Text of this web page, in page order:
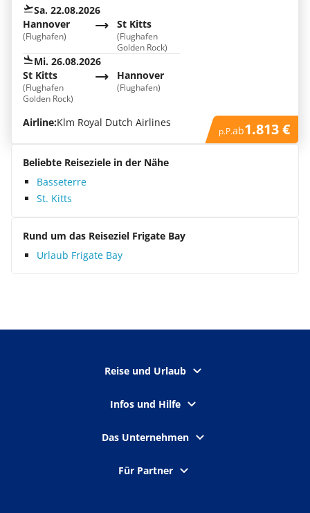
Sa. 22.08.2026
Hannover
(Flughafen)
St Kitts
(Flughafen
Golden Rock)
Mi. 26.08.2026
Hannover
(Flughafen)
St Kitts
(Flughafen
Golden Rock)
Airline:Klm Royal Dutch Airlines
p.P.ab1.813 €
Beliebte Reiseziele in der Nähe
Basseterre
St. Kitts
Rund um das Reiseziel Frigate Bay
Urlaub Frigate Bay
Reise und Urlaub
Infos und Hilfe
Das Unternehmen
Für Partner